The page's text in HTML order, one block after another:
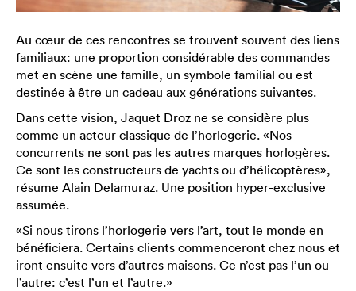
Au cœur de ces rencontres se trouvent souvent des liens
familiaux: une proportion considérable des commandes
met en scène une famille, un symbole familial ou est
destinée à être un cadeau aux générations suivantes.
Dans cette vision, Jaquet Droz ne se considère plus
comme un acteur classique de l’horlogerie. «Nos
concurrents ne sont pas les autres marques horlogères.
Ce sont les constructeurs de yachts ou d’hélicoptères»,
résume Alain Delamuraz. Une position hyper-exclusive
assumée.
«Si nous tirons l’horlogerie vers l’art, tout le monde en
bénéficiera. Certains clients commenceront chez nous et
iront ensuite vers d’autres maisons. Ce n’est pas l’un ou
l’autre: c’est l’un et l’autre.»